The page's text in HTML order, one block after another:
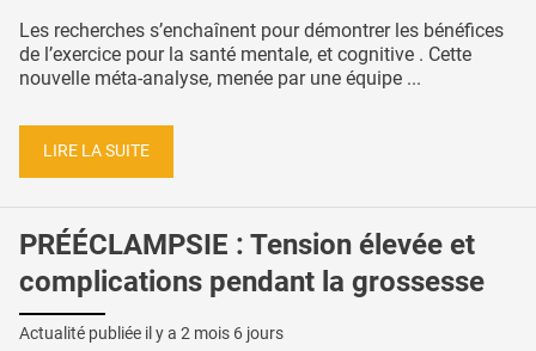
Les recherches s’enchaînent pour démontrer les bénéfices
de l’exercice pour la santé mentale, et cognitive . Cette
nouvelle méta-analyse, menée par une équipe ...
LIRE LA SUITE
PRÉÉCLAMPSIE : Tension élevée et
complications pendant la grossesse
Actualité publiée il y a 2 mois 6 jours